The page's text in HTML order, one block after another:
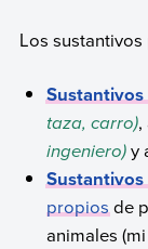
Los
taza, carro)
ingeniero)y
propiosde
animales